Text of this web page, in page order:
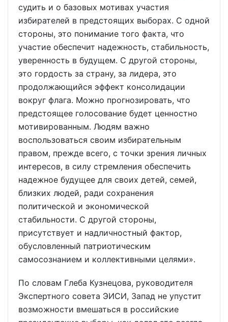
судить и о базовых мотивах участия
избирателей в предстоящих выборах. С одной
стороны, это понимание того факта, что
участие обеспечит надежность, стабильность,
уверенность в будущем. С другой стороны,
это гордость за страну, за лидера, это
продолжающийся эффект консолидации
вокруг флага. Можно прогнозировать, что
предстоящее голосование будет ценностно
мотивированным. Людям важно
воспользоваться своим избирательным
правом, прежде всего, с точки зрения личных
интересов, в силу стремления обеспечить
надежное будущее для своих детей, семей,
близких людей, ради сохранения
политической и экономической
стабильности. С другой стороны,
присутствует и надличностный фактор,
обусловленный патриотическим
самосознанием и коллективными целями».
По словам Глеба Кузнецова, руководителя
Экспертного совета ЭИСИ, Запад не упустит
возможности вмешаться в российские